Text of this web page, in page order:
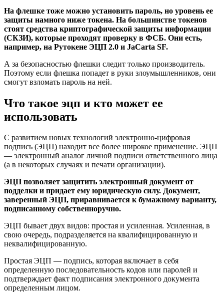
На флешке тоже можно установить пароль, но уровень ее
защиты намного ниже токена. На большинстве токенов
стоят средства криптографической защиты информации
(СКЗИ), которые проходят проверку в ФСБ. Они есть,
например, на Рутокене ЭЦП 2.0 и JaCarta SF.
А за безопасностью флешки следит только производитель.
Поэтому если флешка попадет в руки злоумышленников, они
смогут взломать пароль на ней.
Что такое эцп и кто может ее
использовать
С развитием новых технологий электронно-цифровая
подпись (ЭЦП) находит все более широкое применение. ЭЦП
— электронный аналог личной подписи ответственного лица
(а в некоторых случаях и печати организации).
ЭЦП позволяет защитить электронный документ от
подделки и придает ему юридическую силу. Документ,
заверенный ЭЦП, приравнивается к бумажному варианту,
подписанному собственноручно.
ЭЦП бывает двух видов: простая и усиленная. Усиленная, в
свою очередь, подразделяется на квалифицированную и
неквалифицированную.
Простая ЭЦП — подпись, которая включает в себя
определенную последовательность кодов или паролей и
подтверждает факт подписания электронного документа
определенным лицом.